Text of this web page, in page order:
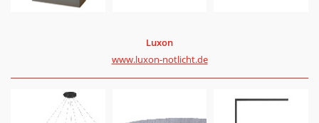
Lux­on
www.luxon-notlicht.de